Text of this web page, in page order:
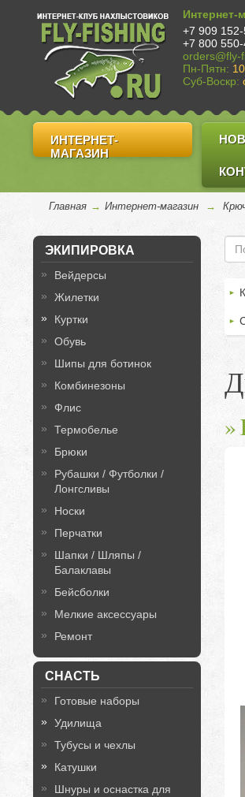
Интернет-
+7 909
+7 800
orders@fly-
Пн-Пятн:
Суб-Воскр:
ИНТЕРНЕТ-
МАГАЗИН
Главная → Интернет-магазин →
ЭКИПИРОВКА
Вейдерсы
Жилетки
Куртки
Обувь
Шипы для ботинок
Комбинезоны
Флис
Термобелье
Брюки
Рубашки / Футболки /
Лонгсливы
Носки
Перчатки
Шапки / Шляпы /
Балаклавы
Бейсболки
Мелкие аксессуары
Ремонт
СНАСТЬ
Готовые наборы
Удилища
Тубусы и чехлы
Катушки
Шнуры и оснастка для